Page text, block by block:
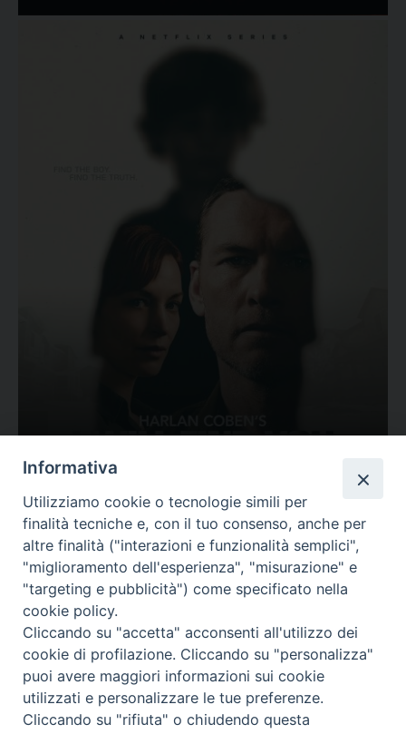
Valutazione
Complesso, Problematico
Tematica: Amore-Sentimenti, Carcere...
Contatti & Info
Informativa
Utilizziamo cookie o tecnologie simili per
finalità tecniche e, con il tuo consenso, anche per
altre finalità ("interazioni e funzionalità semplici",
"miglioramento dell'esperienza", "misurazione" e
"targeting e pubblicità") come specificato nella
cookie policy.
Cliccando su "accetta" acconsenti all'utilizzo dei
cookie di profilazione. Cliccando su "personalizza"
puoi avere maggiori informazioni sui cookie
utilizzati e personalizzare le tue preferenze.
Cliccando su "rifiuta" o chiudendo questa